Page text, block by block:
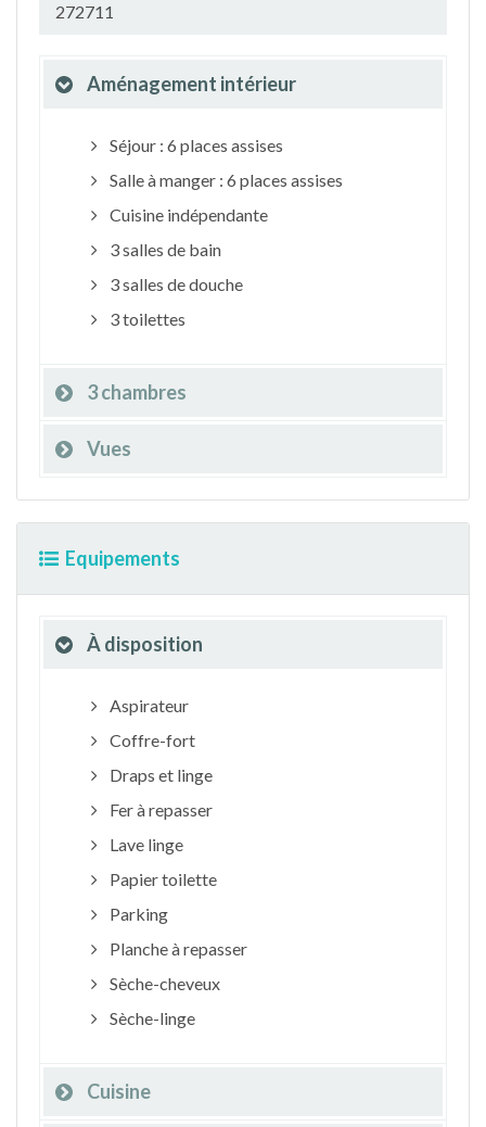
272711
Aménagement intérieur
Séjour : 6 places assises
Salle à manger : 6 places assises
Cuisine indépendante
3 salles de bain
3 salles de douche
3 toilettes
3 chambres
Vues
Equipements
À disposition
Aspirateur
Coffre-fort
Draps et linge
Fer à repasser
Lave linge
Papier toilette
Parking
Planche à repasser
Sèche-cheveux
Sèche-linge
Cuisine